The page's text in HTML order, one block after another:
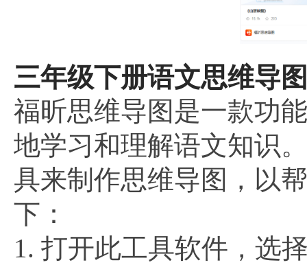
三年级下册语文思维导
福昕思维导图是一款功
地学习和理解语文知识
具来制作思维导图，以
下：
1. 打开此工具软件，选